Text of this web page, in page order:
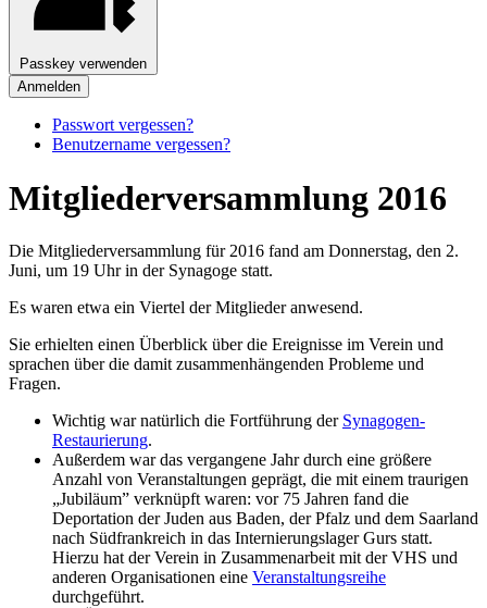
Passkey verwenden
Anmelden
Passwort vergessen?
Benutzername vergessen?
Mitgliederversammlung 2016
Die Mitgliederversammlung für 2016 fand am Donnerstag, den 2.
Juni, um 19 Uhr in der Synagoge statt.
Es waren etwa ein Viertel der Mitglieder anwesend.
Sie erhielten einen Überblick über die Ereignisse im Verein und
sprachen über die damit zusammenhängenden Probleme und
Fragen.
Wichtig war natürlich die Fortführung der Synagogen-
Restaurierung.
Außerdem war das vergangene Jahr durch eine größere
Anzahl von Veranstaltungen geprägt, die mit einem traurigen
„Jubiläum” verknüpft waren: vor 75 Jahren fand die
Deportation der Juden aus Baden, der Pfalz und dem Saarland
nach Südfrankreich in das Internierungslager Gurs statt.
Hierzu hat der Verein in Zusammenarbeit mit der VHS und
anderen Organisationen eine Veranstaltungsreihe
durchgeführt.